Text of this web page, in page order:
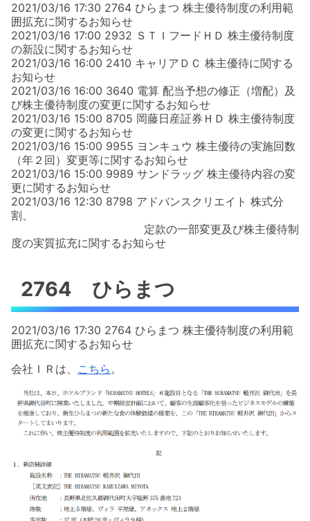
2021/03/16 17:30 2764 ひらまつ 株主優待制度の利用範
囲拡充に関するお知らせ
2021/03/16 17:00 2932 ＳＴＩフードＨＤ 株主優待制度
の新設に関するお知らせ
2021/03/16 16:00 2410 キャリアＤＣ 株主優待に関する
お知らせ
2021/03/16 16:00 3640 電算 配当予想の修正（増配）及
び株主優待制度の変更に関するお知らせ
2021/03/16 15:00 8705 岡藤日産証券ＨＤ 株主優待制度
の変更に関するお知らせ
2021/03/16 15:00 9955 ヨンキュウ 株主優待の実施回数
（年２回）変更等に関するお知らせ
2021/03/16 15:00 9989 サンドラッグ 株主優待内容の変
更に関するお知らせ
2021/03/16 12:30 8798 アドバンスクリエイト 株式分
割、
定款の一部変更及び株主優待制
度の実質拡充に関するお知らせ
2764 ひらまつ
2021/03/16 17:30 2764 ひらまつ 株主優待制度の利用範
囲拡充に関するお知らせ
会社ＩＲは、 こちら。